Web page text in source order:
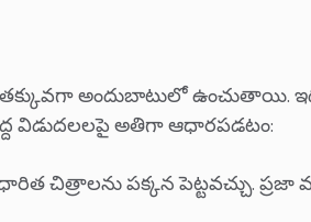
అందుబాటులో ఉంచుతాయి.
విడుదలలపై అతిగా ఆధారపడటం:
చిత్రాలను పక్కన పెట్టవచ్చు. ప్రజా